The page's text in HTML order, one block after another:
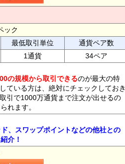
ック
最低取引単位
通貨ペア数
1通貨
34ペア
の規模から取引できるのが最大の特
ている方は、絶対にチェックしておき
引で1000万通貨まで注文が出せるの
れます。
、スワップポイントなどの他社との
介！